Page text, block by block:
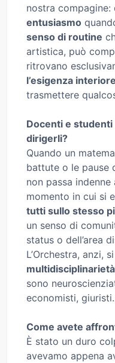
nostra compagine:
entusiasmo
senso di routine
artistica, può
ritrovano
l’esigenza interiore
trasmettere
Docenti e
dirigerli?
Quando un
battute o le pause
non passa
momento in cui si
tutti sullo stesso
un senso di
status o dell’area
L’Orchestra, anzi,
multidisciplinarietà
sono
economisti,
Come avete
È stato un duro
avevamo appena